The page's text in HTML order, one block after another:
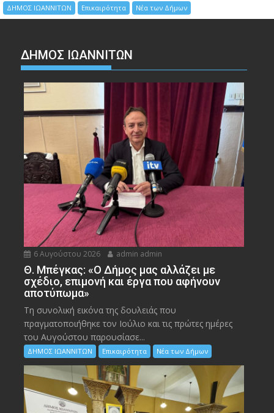
ΔΗΜΟΣ ΙΩΑΝΝΙΤΩΝ Επικαιρότητα Νέα των Δήμων
ΔΗΜΟΣ ΙΩΑΝΝΙΤΩΝ
6 Αυγούστου 2026 admin admin
Θ. Μπέγκας: «Ο Δήμος μας αλλάζει με
σχέδιο, επιμονή και έργα που αφήνουν
αποτύπωμα»
Τη συνολική εικόνα της δουλειάς που
πραγματοποιήθηκε τον Ιούλιο και τις πρώτες ημέρες
του Αυγούστου παρουσίασε...
ΔΗΜΟΣ ΙΩΑΝΝΙΤΩΝ Επικαιρότητα Νέα των Δήμων